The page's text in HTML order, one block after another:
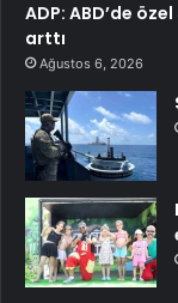
ADP: ABD’de
arttı
Ağustos 6, 2026